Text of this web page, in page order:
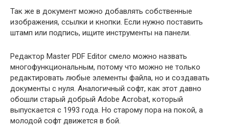
Так же в документ можно добавлять собственные
изображения, ссылки и кнопки. Если нужно поставить
штамп или подпись, ищите инструменты на панели.
Редактор Master PDF Editor смело можно назвать
многофункциональным, потому что можно не только
редактировать любые элементы файла, но и создавать
документы с нуля. Аналогичный софт, как этот давно
обошли старый добрый Adobe Acrobat, который
выпускается с 1993 года. Но старому пора на покой, а
молодой софт движется в бой.